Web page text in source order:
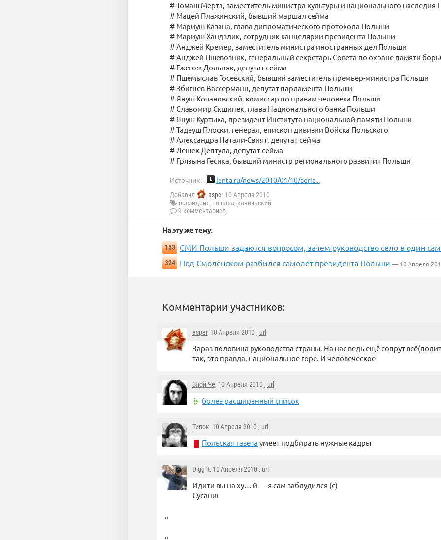
# Томаш Мерта, заместитель министра культуры и национального наследия
# Мацей Плажинский, бывший маршал сейма
# Мариуш Казана, глава дипломатического протокола Польши
# Мариуш Хандзлик, сотрудник канцелярии президента Польши
# Анджей Кремер, заместитель министра иностранных дел Польши
# Анджей Пшевозник, генеральный секретарь Совета по охране памяти
# Гжегож Дольняк, депутат сейма
# Пшемыслав Госевский, бывший заместитель премьер-министра Польши
# Збигнев Вассерманн, депутат парламента Польши
# Януш Кочановский, комиссар по правам человека Польши
# Славомир Скшипек, глава Национального банка Польши
# Януш Куртыка, президент Института национальной памяти Польши
# Тадеуш Плоски, генерал, епископ дивизии Войска Польского
# Александра Натали-Свият, депутат сейма
# Лешек Дептула, депутат сейма
# Грязына Гесика, бывший министр регионального развития Польши
Источник: lenta.ru/news/2010/04/10/aeria...
Добавил asper 10 Апреля 2010
президент, польша, качиньский
9 комментариев
На эту же тему:
153 СМИ Польши задаются вопросом, зачем руководство село в один
324 Под Смоленском разбился самолет президента Польши — 10 Апреля
Комментарии участников:
asper, 10 Апреля 2010 , url
Зараз половина руководства страны. На нас ведь ещё сопрут
так, это правда, национальное горе. И человеческое
Злой Че, 10 Апреля 2010 , url
более расширенный список
Типок, 10 Апреля 2010 , url
Польская газета умеет подбирать нужные кадры
Digg it, 10 Апреля 2010 , url
Идити вы на ху… й — я сам заблудился (с)
Сусанин
,,
,,